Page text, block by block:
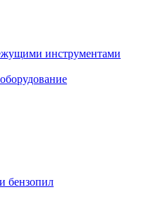
инструментами
бензопил